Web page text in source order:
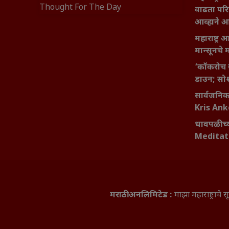
Thought For The Day
वाढता
आव्हाने
मान्सूनचे
‘कॉकरोच
डाउन;
Kris
मराठी अनलिमिटेड : माझा